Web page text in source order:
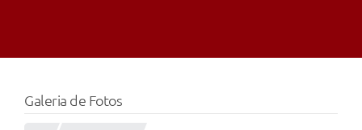
Galeria de Fotos